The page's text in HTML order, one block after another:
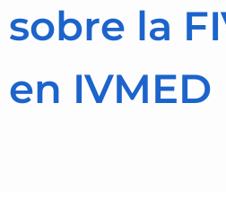
sobre la
en